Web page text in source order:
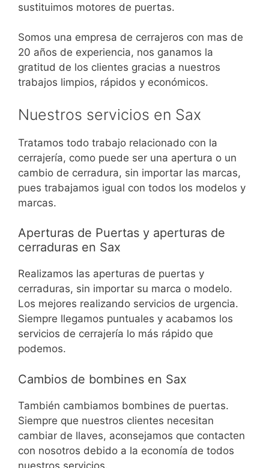
sustituimos motores de puertas.
Somos una empresa de cerrajeros con mas de
20 años de experiencia, nos ganamos la
gratitud de los clientes gracias a nuestros
trabajos limpios, rápidos y económicos.
Nuestros servicios en Sax
Tratamos todo trabajo relacionado con la
cerrajería, como puede ser una apertura o un
cambio de cerradura, sin importar las marcas,
pues trabajamos igual con todos los modelos y
marcas.
Aperturas de Puertas y aperturas de
cerraduras en Sax
Realizamos las aperturas de puertas y
cerraduras, sin importar su marca o modelo.
Los mejores realizando servicios de urgencia.
Siempre llegamos puntuales y acabamos los
servicios de cerrajería lo más rápido que
podemos.
Cambios de bombines en Sax
También cambiamos bombines de puertas.
Siempre que nuestros clientes necesitan
cambiar de llaves, aconsejamos que contacten
con nosotros debido a la economía de todos
nuestros servicios.